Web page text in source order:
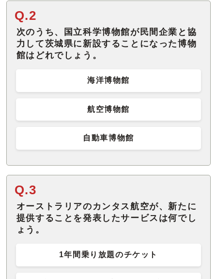
Q.2
次のうち、国立科学博物館が民間企業と協
力して茨城県に新設することになった博物
館はどれでしょう。
海洋博物館
航空博物館
自動車博物館
Q.3
オーストラリアのカンタス航空が、新たに
提供することを発表したサービスは何でし
ょう。
1年間乗り放題のチケット